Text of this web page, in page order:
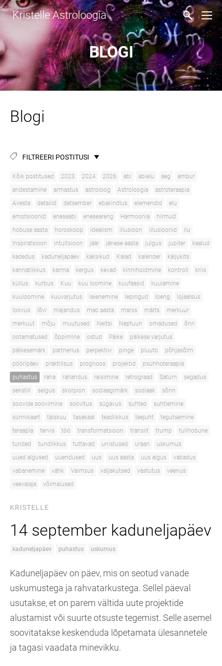
Kristelle Astroloogia
BLOGI
Blogi
FILTREERI POSTITUSI
Kõik postitused 2023 2024 2026 abi abielu aeg
ambur
andestamine
armastus astroloog Astroloogia
astroteraapia
Avesta
detailid detsember ebakindlus elemendid
elu
emotsioonid
eneseabi eneseareng Harmoonia
hirmud
hobuse aasta
horoskoop idealism illusioon illusioonid
ilu
Inspiratsioon
intuitsioon jäär jänese aasta julgus jupiter
kaalud
kadedus
kaduneljapäev kaksikud Kalad kalender
kaljukits
kannatlikkus
karma kergus kevad kinnihoidmine kontroll
kriis
küllus
kurbus Kuu kuu loomine kuufaasid
kuulamine
kuuloomine
kuuvarjutus laienemine lepingud loeng
lojaalsus
loovus
lõvi majandus mao aasta marss märts
merkuur
merkuut
mõju muutused Neitsi Neptuun omadused
õnn
ootamatused
õppimine ostud Päike
päikese varjutus
päikesemärk
partnerlus perpektiiv pinge pluuto
põhjasõlm
pööripäev
praktilisus prognoos projektid
psühhoteraapia
puhastus
raha rahandus reisimine retrograad Saturn
segadus
sekstiil
selgus skorpion sodiaagimärk sodiaak
sõnn
soovide soovimine
soovitus sügavus suhted
suhtlemine
sünnikaart
täiskuu tasakaal teadlikkus teejuht
tegutsemine
teraapia
tervis töö transformatsioon transiit trump
tulihobune
tunded
tundlikkus tuttavad unistused uraan
uskumus
uued algused
uuendused uus uus aasta uus algus
vabadus
vabanemine
vähk Vaimsus väljakutsed vastutus
veenus
veevalaja
võimalused
KRISTELLE
14 september kaduneljapäev
kaduneljapäev puhastus uskumus
Kaduneljapäev on päev, mis on seotud vanade
uskumustega ja rahvatarkustega. Sellel päeval
usutakse, et on parem vältida uute projektide
alustamist või suurte otsuste tegemist. Selle asemel
soovitatakse keskenduda lõpetamata ülesannetele
ja tagasi vaadata minevikku.